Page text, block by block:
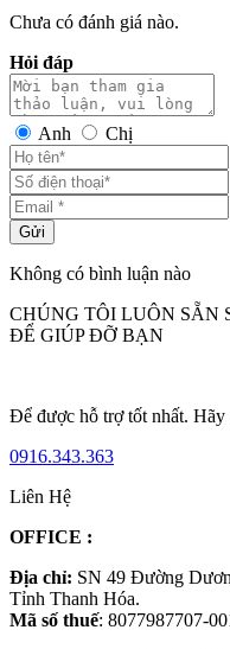
Chưa có đánh giá nào.
Hỏi đáp
Anh Chị
Gửi
Không có bình luận nào
CHÚNG TÔI LUÔN SẴN
ĐỂ GIÚP ĐỠ BẠN
Để được hỗ trợ tốt nhất. Hãy
0916.343.363
Liên Hệ
OFFICE :
Địa chỉ: SN 49 Đường
Tỉnh Thanh Hóa.
Mã số thuế: 8077987707-